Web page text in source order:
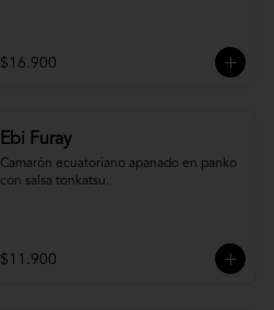
$16.900
Ebi Furay
Camarón ecuatoriano apanado en panko
con salsa tonkatsu.
$11.900